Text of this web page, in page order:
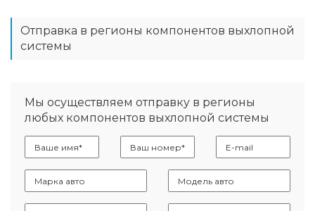
Отправка в регионы компонентов выхлопной
системы
Мы осуществляем отправку в регионы
любых компонентов выхлопной системы